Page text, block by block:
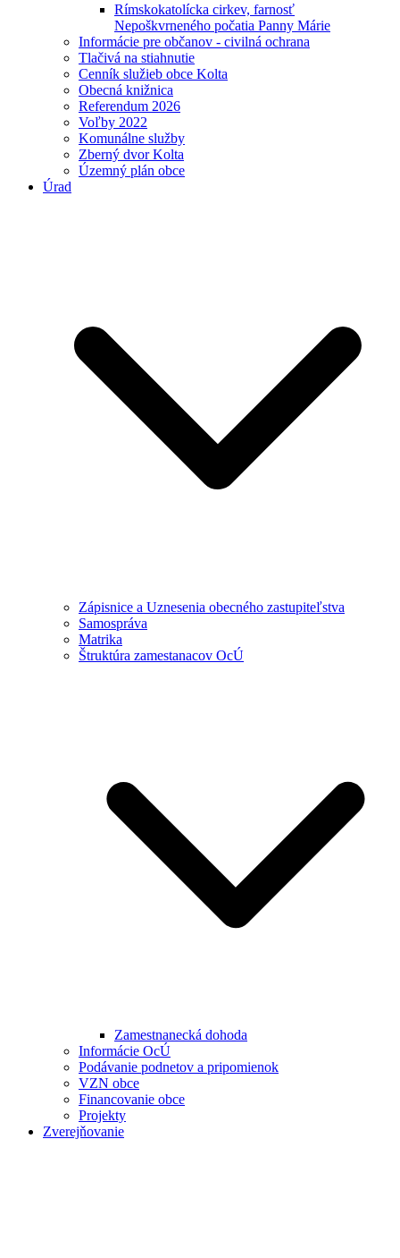
Rímskokatolícka cirkev, farnosť
Nepoškvrneného počatia Panny Márie
Informácie pre občanov - civilná ochrana
Tlačivá na stiahnutie
Cenník služieb obce Kolta
Obecná knižnica
Referendum 2026
Voľby 2022
Komunálne služby
Zberný dvor Kolta
Územný plán obce
Úrad
Zápisnice a Uznesenia obecného zastupiteľstva
Samospráva
Matrika
Štruktúra zamestanacov OcÚ
Zamestnanecká dohoda
Informácie OcÚ
Podávanie podnetov a pripomienok
VZN obce
Financovanie obce
Projekty
Zverejňovanie